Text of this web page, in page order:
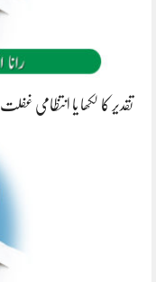
تقدیر کا لکھا یا انتظامی غفلت